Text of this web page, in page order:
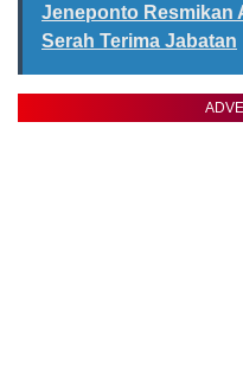
Jeneponto Resmikan
Serah Terima Jabatan